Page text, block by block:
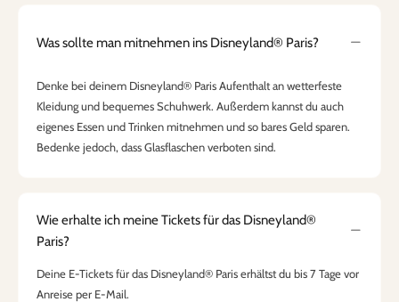
Was sollte man mitnehmen ins Disneyland® Paris?
Denke bei deinem Disneyland® Paris Aufenthalt an wetterfeste
Kleidung und bequemes Schuhwerk. Außerdem kannst du auch
eigenes Essen und Trinken mitnehmen und so bares Geld sparen.
Bedenke jedoch, dass Glasflaschen verboten sind.
Wie erhalte ich meine Tickets für das Disneyland®
Paris?
Deine E-Tickets für das Disneyland® Paris erhältst du bis 7 Tage vor
Anreise per E-Mail.